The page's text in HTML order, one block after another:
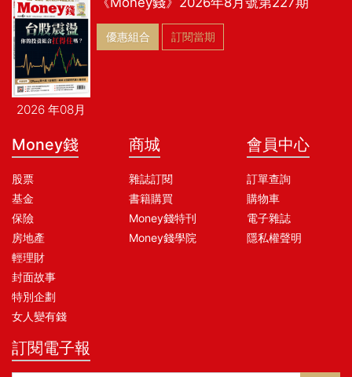
2026 年08月
優惠組合 訂閱當期
Money錢
股票
基金
保險
房地產
輕理財
封面故事
特別企劃
女人變有錢
商城
雜誌訂閱
書籍購買
Money錢特刊
Money錢學院
會員中心
訂單查詢
購物車
電子雜誌
隱私權聲明
訂閱電子報